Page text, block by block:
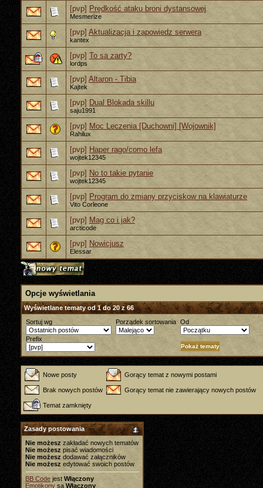
[pvp] Prędkość ataku broni dystansowej
Mesmerize
[pvp] Aktualizacja i zapowiedz serwera
kantex
[pvp] To sa zarty?
lordps
[pvp] Altaron - Tibia
Kajtek
[pvp] Dual Blokada skillu
saju1991
[pvp] Moc Leczenia [Duchowni] [Wojownik]
Rahilux
[pvp] Haper rago/como lefa
wojtek12345
[pvp] No to takie pytanie
wojtek12345
[pvp] Program do zmiany przyciskow na klawiaturze
Vito Corleone
[pvp] Mag co i jak?
arcticode
[pvp] Nowicjusz
Elessar
Opcje wyświetlania
Wyświetlane tematy od 1 do 20 z 66
Sortuj wg
Porządek sortowania Od
Prefix
Nowe posty Gorący temat z nowymi postami
Brak nowych postów Gorący temat nie zawierający nowych postów
Temat zamknięty
Zasady postowania
Nie możesz zakładać nowych tematów
Nie możesz pisać wiadomości
Nie możesz dodawać załączników
Nie możesz edytować swoich postów
BB Code jest Włączony
Emotikony są Włączony